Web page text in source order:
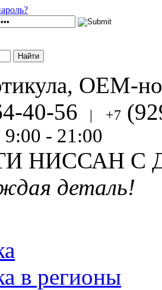
OEM-
40-56 | +7
- 21:00
НИССАН С
деталь!
в регионы